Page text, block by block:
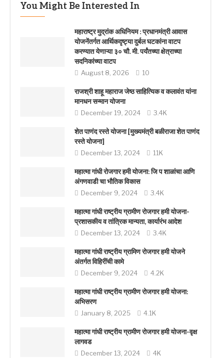
You Might Be Interested In
महाराष्ट्र मुद्रांक अधिनियम : प्रधानमंत्री आवास
योजनेंतर्गत आर्थिकदृष्ट्या दुर्बल घटकांना वाटप
करण्यात येणाऱ्या ३० चौ. मी. पर्यंतच्या क्षेत्राच्या
सदनिकांच्या वाटप
August 8, 2026 10
राजश्री शाहू महाराज जेष्ठ साहित्यिक व कलावंत यांना
मानधन सन्मान योजना
December 19, 2024 3.4K
शेत पाणंद रस्ते योजना [मुख्यमंत्री बळीराजा शेत पाणंद
रस्ते योजना]
December 13, 2024 11K
महात्मा गांधी रोजगार हमी योजना: जि प शाळांचा आणि
अंगणवाडी चा भौतिक विकास
December 9, 2024 3.4K
महात्मा गांधी राष्ट्रीय ग्रामीण रोजगार हमी योजना-
प्रशासकीय व तांत्रिक मान्यता, कार्यारंभ आदेश
December 13, 2024 3.4K
महात्मा गांधी राष्ट्रीय ग्रामिण रोजगार हमी योजने
अंतर्गत विहिरींची कामे
December 9, 2024 4.2K
महात्मा गांधी राष्ट्रीय ग्रामीण रोजगार हमी योजना:
अभिसरण
January 8, 2025 4.1K
महात्मा गांधी राष्ट्रीय ग्रामीण रोजगार हमी योजना-वृक्ष
लागवड
December 13, 2024 4K